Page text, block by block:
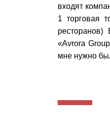
входят
1 торговая
ресторанов)
«Avrora
мне нужно